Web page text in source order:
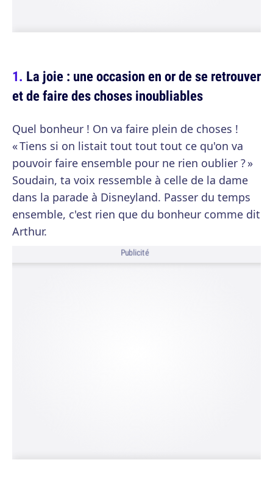
La joie : une occasion en or de se retrouver
et de faire des choses inoubliables
Quel bonheur ! On va faire plein de choses !
« Tiens si on listait tout tout tout ce qu'on va
pouvoir faire ensemble pour ne rien oublier ? »
Soudain, ta voix ressemble à celle de la dame
dans la parade à Disneyland. Passer du temps
ensemble, c'est rien que du bonheur comme dit
Arthur.
Publicité